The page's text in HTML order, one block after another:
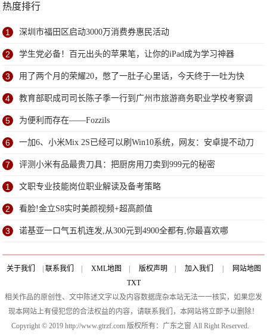
热度排行
1 深圳市福田区启动3000万消费券惠民活动
2 学生党必备！百元出头的苹果笔，让你的iPad成为学习神器
3 用了两个月的荣耀20，憋了一肚子心里话，今天终于一吐为快
4 教育部职成司司长陈子季一行到广州市旅游商务职业学校考察调
研
5 为便利而存在——Fozzils
6 一加6、小米Mix 2S已经可以刷Win10系统，网友：安卓提不动刀
了？
7 评测小米有品最贵刀具：把厨房用刀卖到999元的秘密
1 文职专业技能岗位职业解读及备考策略
2 看脸!金立S8实时美颜视频+超高颜值
3 诺基亚一口气五机连发,从300元到4900全都有,你最喜欢哪
关于我们 联系我们 XML地图 版权声明 加入我们
网站地图
TXT
相关作品的原创性、文中陈述文字以及内容数据庞杂本站无法一一核实，如果您发
现本网站上有侵犯您的合法权益的内容，请联系我们，本网站将立即予以删除！
Copyright © 2019 http://www.gtrzf.com 版权所有：广东之窗 All Right Reserved.